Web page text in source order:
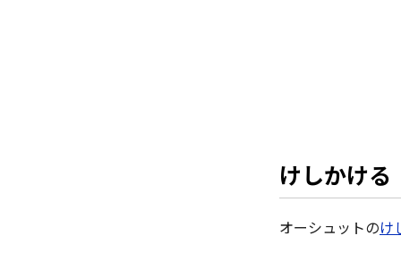
けしかける
オーシュットのけ